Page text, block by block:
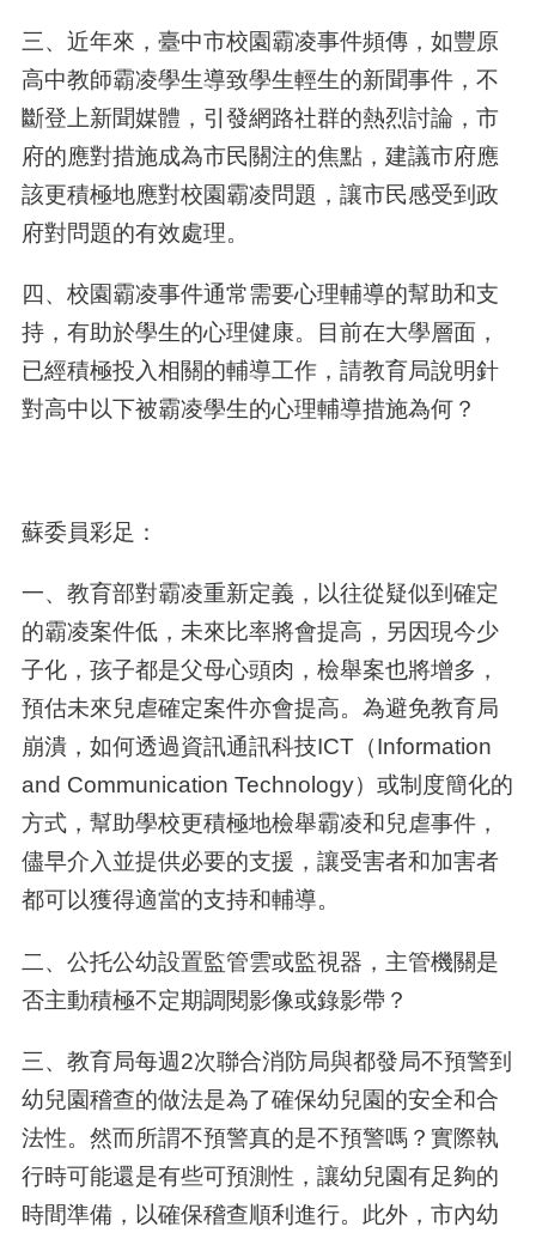
三、近年來，臺中市校園霸凌事件頻傳，如豐原
高中教師霸凌學生導致學生輕生的新聞事件，不
斷登上新聞媒體，引發網路社群的熱烈討論，市
府的應對措施成為市民關注的焦點，建議市府應
該更積極地應對校園霸凌問題，讓市民感受到政
府對問題的有效處理。
四、校園霸凌事件通常需要心理輔導的幫助和支
持，有助於學生的心理健康。目前在大學層面，
已經積極投入相關的輔導工作，請教育局說明針
對高中以下被霸凌學生的心理輔導措施為何？
蘇委員彩足：
一、教育部對霸凌重新定義，以往從疑似到確定
的霸凌案件低，未來比率將會提高，另因現今少
子化，孩子都是父母心頭肉，檢舉案也將增多，
預估未來兒虐確定案件亦會提高。為避免教育局
崩潰，如何透過資訊通訊科技ICT（Information
and Communication Technology）或制度簡化的
方式，幫助學校更積極地檢舉霸凌和兒虐事件，
儘早介入並提供必要的支援，讓受害者和加害者
都可以獲得適當的支持和輔導。
二、公托公幼設置監管雲或監視器，主管機關是
否主動積極不定期調閱影像或錄影帶？
三、教育局每週 2次聯合消防局與都發局不預警到
幼兒園稽查的做法是為了確保幼兒園的安全和合
法性。然而所謂不預警真的是不預警嗎？實際執
行時可能還是有些可預測性，讓幼兒園有足夠的
時間準備，以確保稽查順利進行。此外，市內幼